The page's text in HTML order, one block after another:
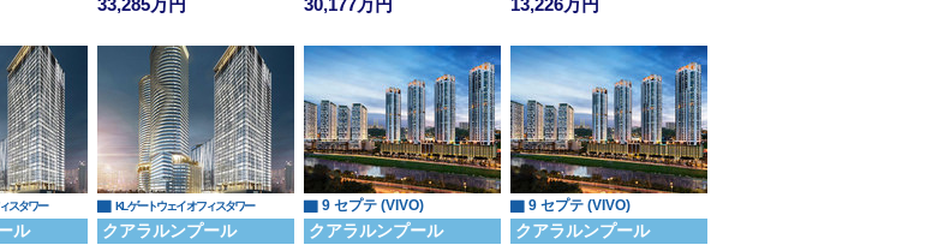
33,285万円 30,177万円 13,226万円
スタワー
ル
▇ KL ゲートウェイ オフィスタワー
クアラルンプール
▇ 9 セプテ (VIVO)
クアラルンプール
▇ 9 セプテ (VIVO)
クアラルンプール